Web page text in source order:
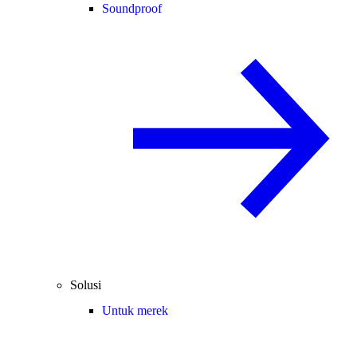
Soundproof
Solusi
Untuk merek